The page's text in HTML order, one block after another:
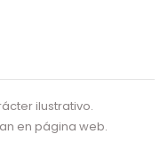
ilustrativo.
en página web.